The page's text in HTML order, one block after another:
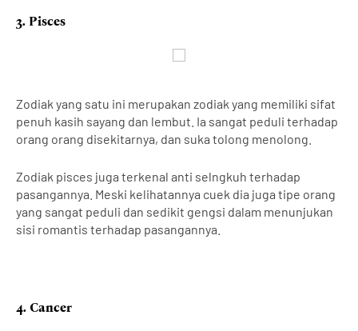
3. Pisces
Zodiak yang satu ini merupakan zodiak yang memiliki sifat
penuh kasih sayang dan lembut. Ia sangat peduli terhadap
orang orang disekitarnya, dan suka tolong menolong.
Zodiak pisces juga terkenal anti selngkuh terhadap
pasangannya. Meski kelihatannya cuek dia juga tipe orang
yang sangat peduli dan sedikit gengsi dalam menunjukan
sisi romantis terhadap pasangannya.
4. Cancer